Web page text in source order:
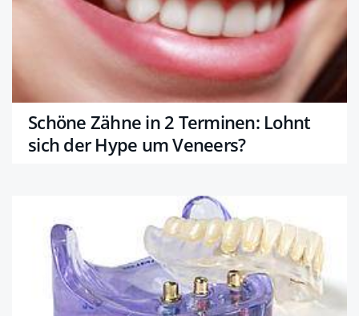
Schöne Zähne in 2 Terminen: Lohnt
sich der Hype um Veneers?